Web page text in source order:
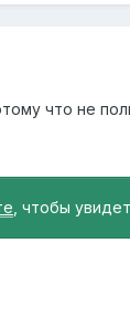
что не
, чтобы